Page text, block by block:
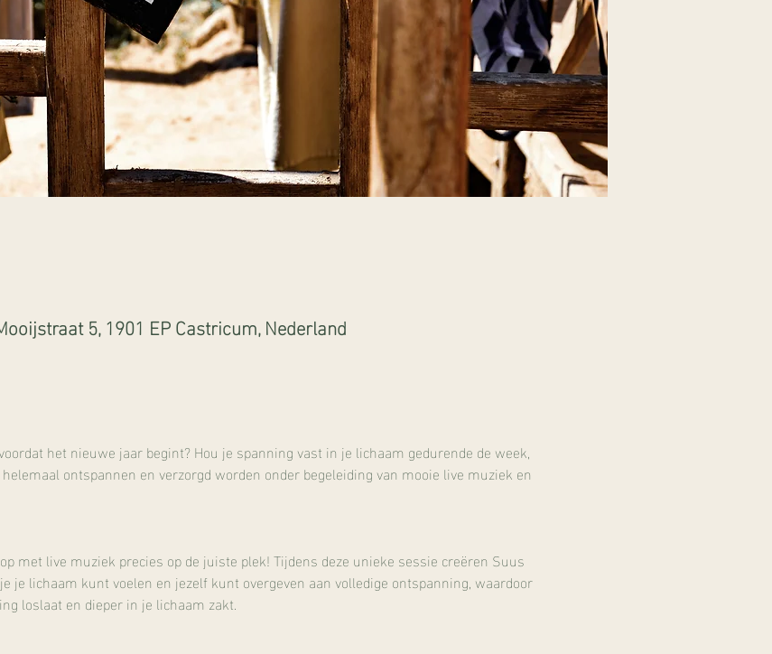
5, 1901 EP Castricum, Nederland
het nieuwe jaar begint? Hou je spanning vast in je lichaam gedurende de week,
ontspannen en verzorgd worden onder begeleiding van mooie live muziek en
met live muziek precies op de juiste plek! Tijdens deze unieke sessie creëren Suus
je lichaam kunt voelen en jezelf kunt overgeven aan volledige ontspanning, waardoor
loslaat en dieper in je lichaam zakt.